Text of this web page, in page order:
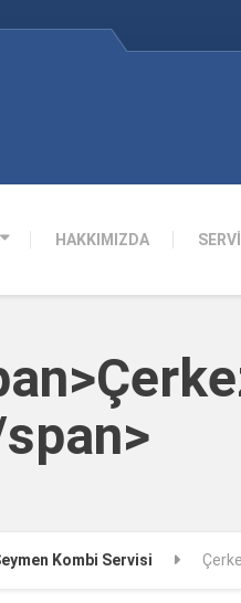
HAKKIMIZDA
Kombi Servisi